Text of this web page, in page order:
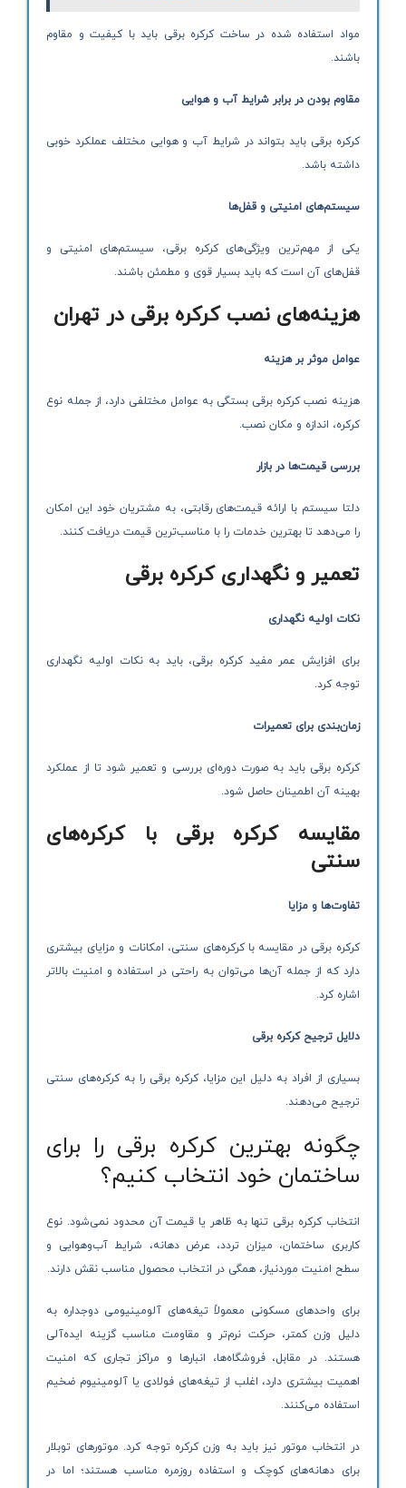
مواد استفاده شده در ساخت کرکره برقی باید با کیفیت و مقاوم
باشند.
مقاوم بودن در برابر شرایط آب و هوایی
کرکره برقی باید بتواند در شرایط آب و هوایی مختلف عملکرد خوبی
داشته باشد.
سیستم‌های امنیتی و قفل‌ها
یکی از مهم‌ترین ویژگی‌های کرکره برقی، سیستم‌های امنیتی و
قفل‌های آن است که باید بسیار قوی و مطمئن باشند.
هزینه‌های نصب کرکره برقی در تهران
عوامل موثر بر هزینه
هزینه نصب کرکره برقی بستگی به عوامل مختلفی دارد، از جمله نوع
کرکره، اندازه و مکان نصب.
بررسی قیمت‌ها در بازار
دلتا سیستم با ارائه قیمت‌های رقابتی، به مشتریان خود این امکان
را می‌دهد تا بهترین خدمات را با مناسب‌ترین قیمت دریافت کنند.
تعمیر و نگهداری کرکره برقی
نکات اولیه نگهداری
برای افزایش عمر مفید کرکره برقی، باید به نکات اولیه نگهداری
توجه کرد.
زمان‌بندی برای تعمیرات
کرکره برقی باید به صورت دوره‌ای بررسی و تعمیر شود تا از عملکرد
بهینه آن اطمینان حاصل شود.
مقایسه کرکره برقی با کرکره‌های
سنتی
تفاوت‌ها و مزایا
کرکره برقی در مقایسه با کرکره‌های سنتی، امکانات و مزایای بیشتری
دارد که از جمله آن‌ها می‌توان به راحتی در استفاده و امنیت بالاتر
اشاره کرد.
دلایل ترجیح کرکره برقی
بسیاری از افراد به دلیل این مزایا، کرکره برقی را به کرکره‌های سنتی
ترجیح می‌دهند.
چگونه بهترین کرکره برقی را برای
ساختمان خود انتخاب کنیم؟
انتخاب کرکره برقی تنها به ظاهر یا قیمت آن محدود نمی‌شود. نوع
کاربری ساختمان، میزان تردد، عرض دهانه، شرایط آب‌وهوایی و
سطح امنیت موردنیاز، همگی در انتخاب محصول مناسب نقش دارند.
برای واحدهای مسکونی معمولاً تیغه‌های آلومینیومی دوجداره به
دلیل وزن کمتر، حرکت نرم‌تر و مقاومت مناسب گزینه ایده‌آلی
هستند. در مقابل، فروشگاه‌ها، انبارها و مراکز تجاری که امنیت
اهمیت بیشتری دارد، اغلب از تیغه‌های فولادی یا آلومینیوم ضخیم
استفاده می‌کنند.
در انتخاب موتور نیز باید به وزن کرکره توجه کرد. موتورهای توبلار
برای دهانه‌های کوچک و استفاده روزمره مناسب هستند؛ اما در